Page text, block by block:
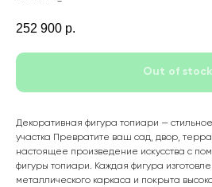
252 900 р.
Out of stock
Декоративная фигура топиари —
участка Превратите ваш сад, двор,
настоящее произведение искусства с
фигуры топиари. Каждая фигура
металлического каркаса и покрыта